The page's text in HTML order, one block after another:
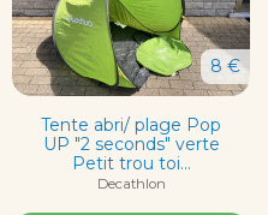
8 €
Tente abri/ plage Pop
UP "2 seconds" verte
Petit trou toi...
Decathlon